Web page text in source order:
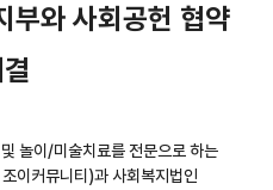
부와 사회공헌 협약
놀이/미술치료를 전문으로 하는
이커뮤니티)과 사회복지법인